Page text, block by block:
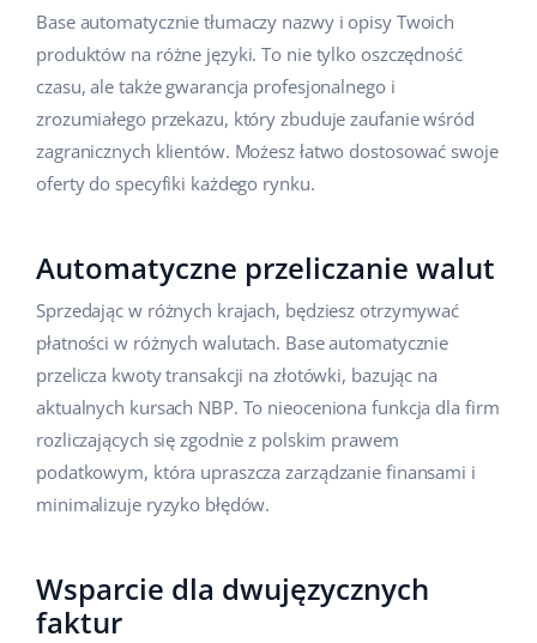
Base automatycznie tłumaczy nazwy i opisy Twoich
produktów na różne języki. To nie tylko oszczędność
czasu, ale także gwarancja profesjonalnego i
zrozumiałego przekazu, który zbuduje zaufanie wśród
zagranicznych klientów. Możesz łatwo dostosować swoje
oferty do specyfiki każdego rynku.
Automatyczne przeliczanie walut
Sprzedając w różnych krajach, będziesz otrzymywać
płatności w różnych walutach. Base automatycznie
przelicza kwoty transakcji na złotówki, bazując na
aktualnych kursach NBP. To nieoceniona funkcja dla firm
rozliczających się zgodnie z polskim prawem
podatkowym, która upraszcza zarządzanie finansami i
minimalizuje ryzyko błędów.
Wsparcie dla dwujęzycznych
faktur